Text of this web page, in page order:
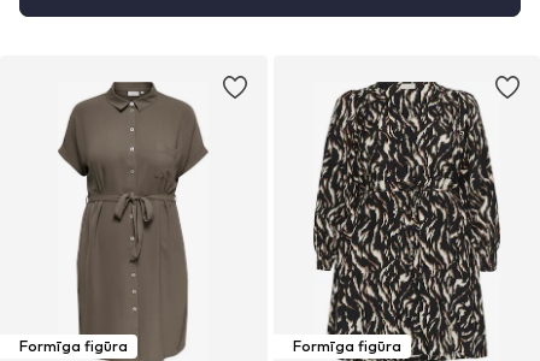
Formīga figūra Formīga figūra